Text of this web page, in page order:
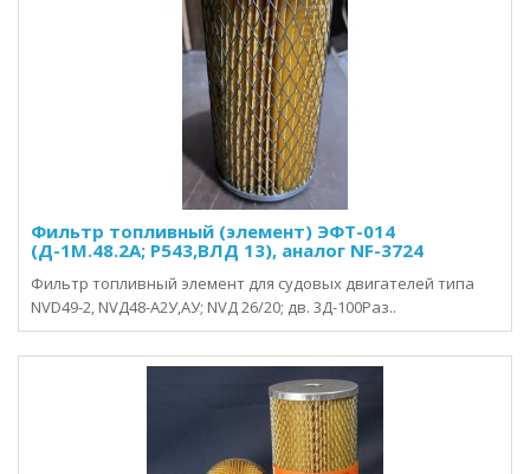
Фильтр топливный (элемент) ЭФТ-014
(Д-1М.48.2А; Р543,ВЛД 13), аналог NF-3724
Фильтр топливный элемент для судовых двигателей типа
NVD49-2, NVД48-А2У,АУ; NVД 26/20; дв. 3Д-100Раз..